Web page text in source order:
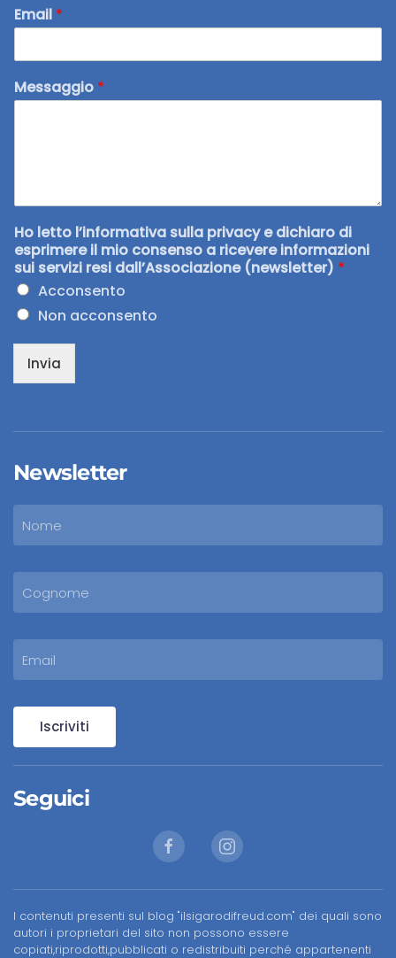
Email *
Messaggio *
Ho letto l’informativa sulla privacy e dichiaro di
esprimere il mio consenso a ricevere informazioni
sui servizi resi dall’Associazione (newsletter) *
Acconsento
Non acconsento
Invia
Newsletter
Iscriviti
Seguici
I contenuti presenti sul blog "ilsigarodifreud.com" dei quali sono
autori i proprietari del sito non possono essere
copiati,riprodotti,pubblicati o redistribuiti perché appartenenti